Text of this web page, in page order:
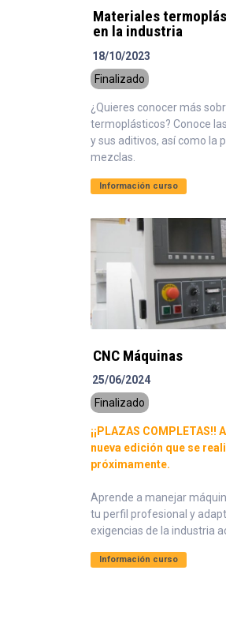
Materiales
en la industria
18/10/2023
Finalizado
¿Quieres conocer más
termoplásticos? Conoce
y sus aditivos, así como la
mezclas.
Información curso
CNC Máquinas
25/06/2024
Finalizado
¡¡PLAZAS COMPLETAS!!
nueva edición que se
próximamente.
Aprende a manejar
tu perfil profesional y
exigencias de la industria
Información curso